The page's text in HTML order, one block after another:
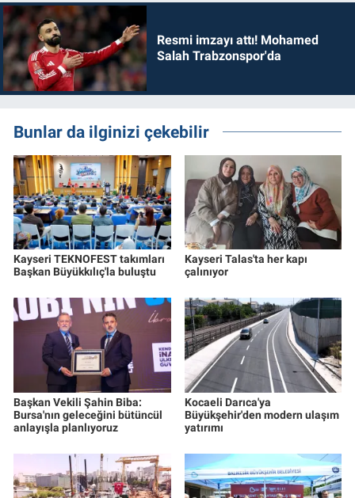
Resmi imzayı attı! Mohamed
Salah Trabzonspor'da
Bunlar da ilginizi çekebilir
Kayseri TEKNOFEST takımları
Başkan Büyükkılıç'la buluştu
Kayseri Talas'ta her kapı
çalınıyor
Başkan Vekili Şahin Biba:
Bursa'nın geleceğini bütüncül
anlayışla planlıyoruz
Kocaeli Darıca'ya
Büyükşehir'den modern ulaşım
yatırımı